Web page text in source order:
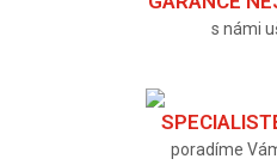
s námi
poradíme